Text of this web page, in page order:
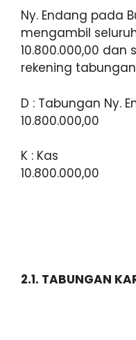
Ny. Endang pada
mengambil
10.800.000,00
rekening
D :
10.800.000,00
K :
10.800.000,00
2.1. TABUNGAN